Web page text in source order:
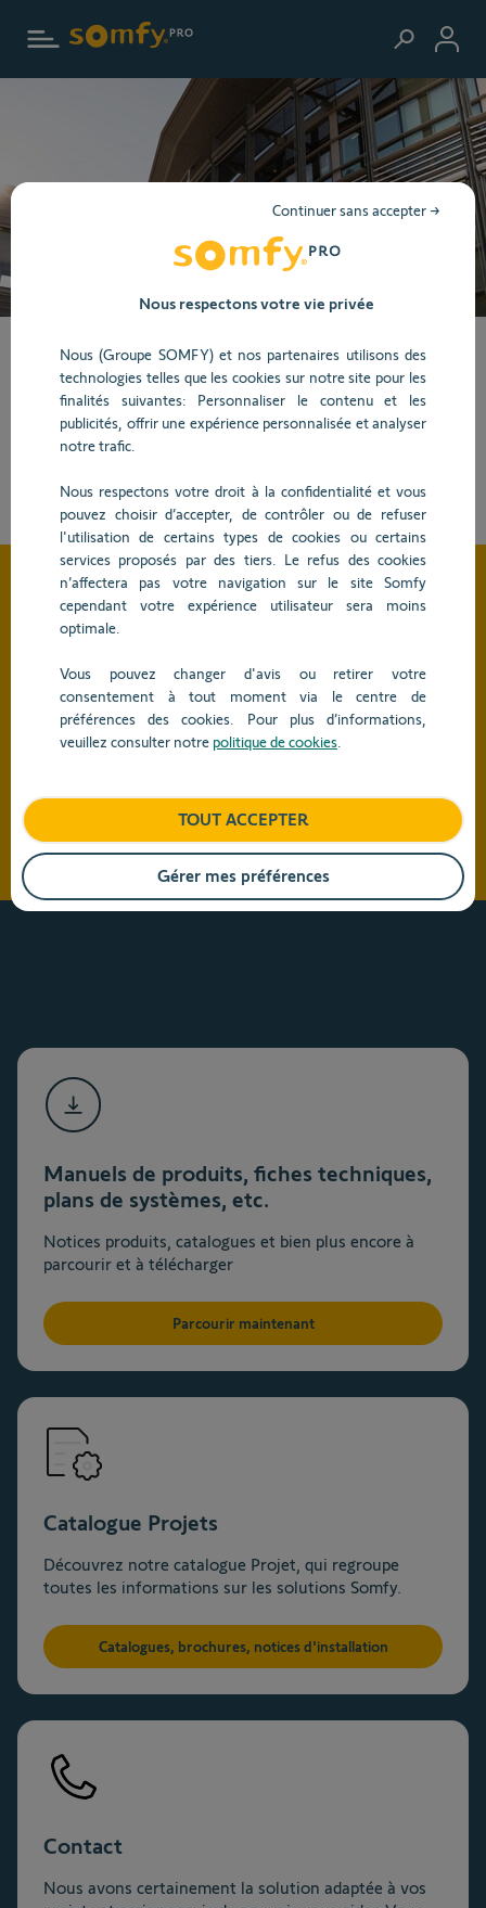
Nos solutions pour le
bâtiment tertiaire
côtés et vous accompagnons dans votre projet.
Notre gamme complète
de solutions pour le
tertiaire
Manuels de produits, fiches techniques,
plans de systèmes, etc.
Notices produits, catalogues et bien plus encore à
parcourir et à télécharger
Parcourir maintenant
Catalogue Projets
Découvrez notre catalogue Projet, qui regroupe
toutes les informations sur les solutions Somfy.
Catalogues, brochures, notices d'installation
Contact
Nous avons certainement la solution adaptée à vos
Nous respectons votre vie privée
Nous (Groupe SOMFY) et nos partenaires utilisons des
technologies telles que les cookies sur notre site pour les
finalités suivantes: Personnaliser le contenu et les
publicités, offrir une expérience personnalisée et analyser
notre trafic.
Nous respectons votre droit à la confidentialité et vous
pouvez choisir d’accepter, de contrôler ou de refuser
l'utilisation de certains types de cookies ou certains
services proposés par des tiers. Le refus des cookies
n’affectera pas votre navigation sur le site Somfy
cependant votre expérience utilisateur sera moins
optimale.
Vous pouvez changer d'avis ou retirer votre
consentement à tout moment via le centre de
préférences des cookies. Pour plus d’informations,
veuillez consulter notre politique de cookies
Continuer sans accepter →
TOUT ACCEPTER
Gérer mes préférences